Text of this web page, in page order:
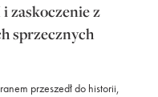
zaskoczenie z
sprzecznych
przeszedł do historii,